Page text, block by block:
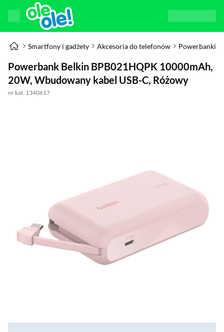
Smartfony i gadżety Akcesoria do telefonów Powerbanki
Powerbank Belkin BPB021HQPK 10000mAh,
20W, Wbudowany kabel USB-C, Różowy
nr kat. 1340617